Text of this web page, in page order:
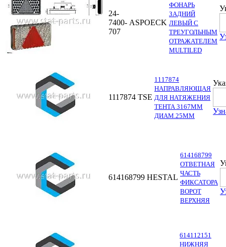
24-
7400-
707
ASPOECK
ФОНАРЬ
ЗАДНИЙ
ЛЕВЫЙ С
ТРЕУГОЛЬНЫМ
ОТРАЖАТЕЛЕМ
MULTILED
1117874 TSE
1117874
НАПРАВЛЯЮЩАЯ
ДЛЯ НАТЯЖЕНИЯ
ТЕНТА 3167ММ
ДИАМ.25ММ
614168799 HESTAL
614168799
ОТВЕТНАЯ
ЧАСТЬ
ФИКСАТОРА
ВОРОТ
ВЕРХНЯЯ
614112151
НИЖНЯЯ